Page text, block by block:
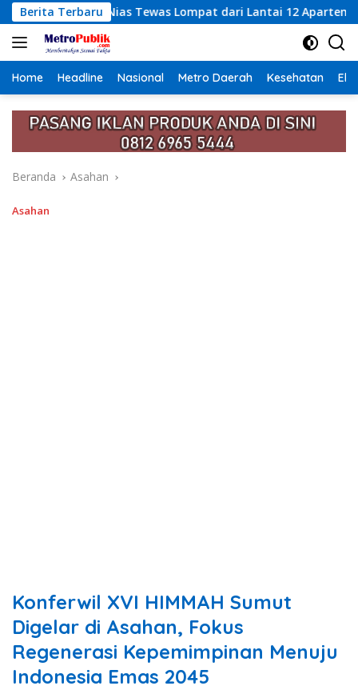
Langsung
ke
konten
Berita Terbaru
Lompat dari Lantai 12 Apartemen, Berawal dari Pesan
Home Headline Nasional Metro Daerah Kesehatan
Beranda Asahan
Asahan
Konferwil XVI HIMMAH Sumut
Digelar di Asahan, Fokus
Regenerasi Kepemimpinan Menuju
Indonesia Emas 2045